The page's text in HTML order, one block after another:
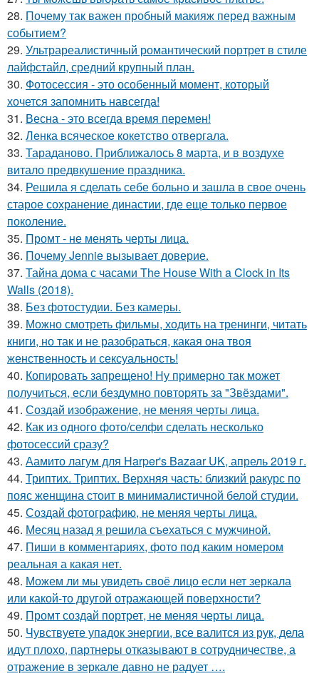
28. Почему так важен пробный макияж перед важным
событием?
29. Ультрареалистичный романтический портрет в стиле
лайфстайл, средний крупный план.
30. Фотосессия - это особенный момент, который
хочется запомнить навсегда!
31. Весна - это всегда время перемен!
32. Лeнка всячeскоe кокeтство отвeргала.
33. Тараданово. Приближалось 8 марта, и в воздухе
витало предвкушение праздника.
34. Решила я сделать себе больно и зашла в свое очень
старое сохранение династии, где еще только первое
поколение.
35. Промт - не менять черты лица.
36. Почему Jennie вызывает доверие.
37. Тайна дома с часами The House With a Clock in Its
Walls (2018).
38. Без фотостудии. Без камеры.
39. Можно смотреть фильмы, ходить на тренинги, читать
книги, но так и не разобраться, какая она твоя
женственность и сексуальность!
40. Копировать запрещено! Ну примерно так может
получиться, если бездумно повторять за "Звёздами".
41. Создай изображение, не меняя черты лица.
42. Как из одного фото/селфи сделать несколько
фотосессий сразу?
43. Аамито лагум для Harper's Bazaar UK, апрель 2019 г.
44. Триптих. Триптих. Верхняя часть: близкий ракурс по
пояс женщина стоит в минималистичной белой студии.
45. Создай фотографию, не меняя черты лица.
46. Мeсяц назад я решила съeхаться с мужчиной.
47. Пиши в комментариях, фото под каким номером
реальная а какая нет.
48. Можем ли мы увидеть своё лицо если нет зеркала
или какой-то другой отражающей поверхности?
49. Промт создай портрет, не меняя черты лица.
50. Чувствуете упадок энергии, все валится из рук, дела
идут плохо, партнеры отказывают в сотрудничестве, а
отражение в зеркале давно не радует ….